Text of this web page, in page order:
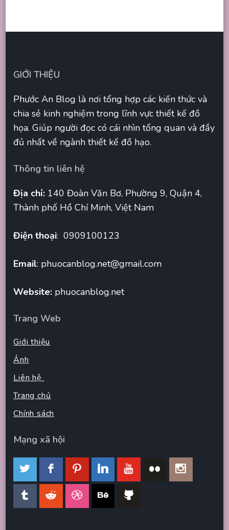
GIỚI THIỆU
Phước An Blog là nơi tổng hợp các kiến thức và
chia sẻ kinh nghiệm trong lĩnh vực thiết kế đồ
họa. Giúp người đọc có cái nhìn tổng quan và đầy
đủ nhất về ngành thiết kế đồ hạo.
Thông tin liên hệ
Địa chỉ: 140 Đoàn Văn Bơ, Phường 9, Quận 4,
Thành phố Hồ Chí Minh, Việt Nam
Điện thoại: 0909100123
Email: phuocanblog.net@gmail.com
Website: phuocanblog.net
Trang Web
Giới thiệu
Ảnh
Liên hệ
Trang chủ
Chính sách
Mạng xã hội